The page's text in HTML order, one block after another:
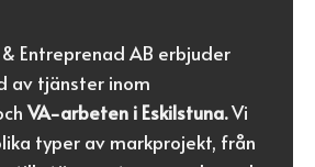
Entreprenad AB erbjuder
av tjänster inom
VA-arbeten i Eskilstuna.Vi
typer av markprojekt, från